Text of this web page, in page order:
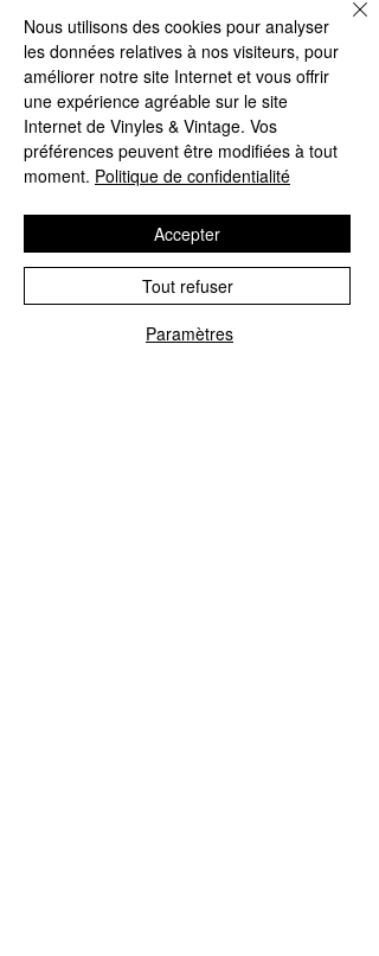
Pays: France
Sortie: 1977
Genre: Funk / Soul
Style: Disco
Tracklist
PositionTitle/Credits
Duration
Plantation Boy4:07
Nous utilisons des cookies pour analyser
les données relatives à nos visiteurs, pour
améliorer notre site Internet et vous offrir
une expérience agréable sur le site
Internet de Vinyles & Vintage. Vos
préférences peuvent être modifiées à tout
moment. Politique de confidentialité
Paramètres
Tout refuser
Accepter